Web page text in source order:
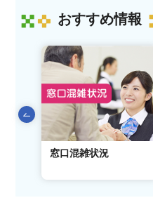
おすすめ情報
前のスライ
窓口混雑状況